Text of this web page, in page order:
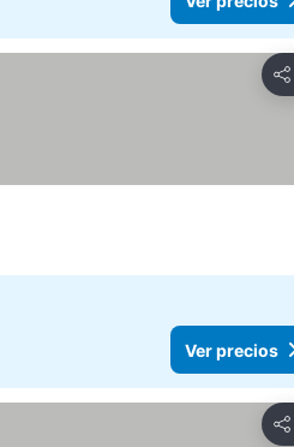
Ver precios